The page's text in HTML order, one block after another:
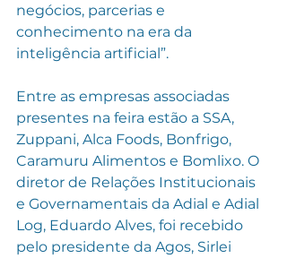
negócios, parcerias e
conhecimento na era da
inteligência artificial”.
Entre as empresas associadas
presentes na feira estão a SSA,
Zuppani, Alca Foods, Bonfrigo,
Caramuru Alimentos e Bomlixo. O
diretor de Relações Institucionais
e Governamentais da Adial e Adial
Log, Eduardo Alves, foi recebido
pelo presidente da Agos, Sirlei